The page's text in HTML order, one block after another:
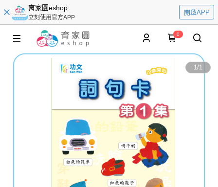
育家圓eshop
立刻使用官方APP
開啟APP
0
1/1